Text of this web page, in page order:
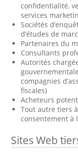
confidentialité,
services
Sociétés
d’études de
Partenaires du
Consultants
Autorités
compagnies
fiscales)
Acheteurs
Tout autre tiers
consentement à
Sites Web